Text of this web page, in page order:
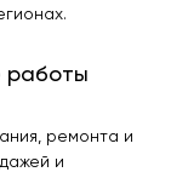
работы
ремонта и
и